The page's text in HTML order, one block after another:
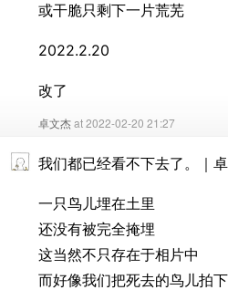
或干脆只剩下一片荒芜
2022.2.20
改了
卓文杰at 2022-02-20 21:27
我们都已经看不下去了。｜
一只鸟儿埋在土里
还没有被完全掩埋
这当然不只存在于相片中
而好像我们把死去的鸟儿拍下